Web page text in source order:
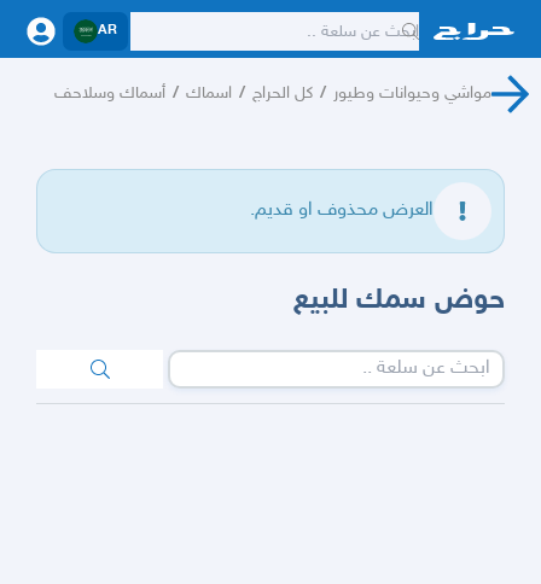
AR
مواشي وحيوانات وطيور / كل الحراج / اسماك / أسماك وسلاحف
العرض محذوف او قديم.
حوض سمك للبيع